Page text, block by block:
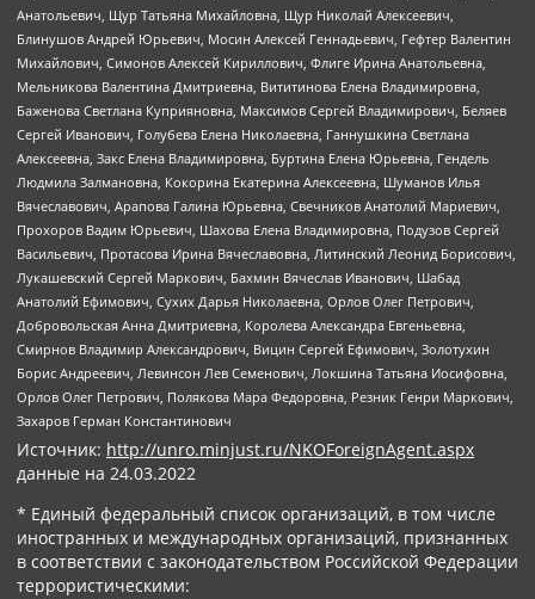
Анатольевич, Щур Татьяна Михайловна, Щур Николай Алексеевич,
Блинушов Андрей Юрьевич, Мосин Алексей Геннадьевич, Гефтер Валентин
Михайлович, Симонов Алексей Кириллович, Флиге Ирина Анатольевна,
Мельникова Валентина Дмитриевна, Вититинова Елена Владимировна,
Баженова Светлана Куприяновна, Максимов Сергей Владимирович, Беляев
Сергей Иванович, Голубева Елена Николаевна, Ганнушкина Светлана
Алексеевна, Закс Елена Владимировна, Буртина Елена Юрьевна, Гендель
Людмила Залмановна, Кокорина Екатерина Алексеевна, Шуманов Илья
Вячеславович, Арапова Галина Юрьевна, Свечников Анатолий Мариевич,
Прохоров Вадим Юрьевич, Шахова Елена Владимировна, Подузов Сергей
Васильевич, Протасова Ирина Вячеславовна, Литинский Леонид Борисович,
Лукашевский Сергей Маркович, Бахмин Вячеслав Иванович, Шабад
Анатолий Ефимович, Сухих Дарья Николаевна, Орлов Олег Петрович,
Добровольская Анна Дмитриевна, Королева Александра Евгеньевна,
Смирнов Владимир Александрович, Вицин Сергей Ефимович, Золотухин
Борис Андреевич, Левинсон Лев Семенович, Локшина Татьяна Иосифовна,
Орлов Олег Петрович, Полякова Мара Федоровна, Резник Генри Маркович,
Захаров Герман Константинович
Источник: http://unro.minjust.ru/NKOForeignAgent.aspx
данные на 24.03.2022
* Единый федеральный список организаций, в том числе
иностранных и международных организаций, признанных
в соответствии с законодательством Российской Федерации
террористическими: